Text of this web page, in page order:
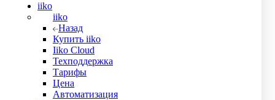
iiko
iiko
Назад
Купить iiko
Iiko Cloud
Техподдержка
Тарифы
Цена
Автоматизация